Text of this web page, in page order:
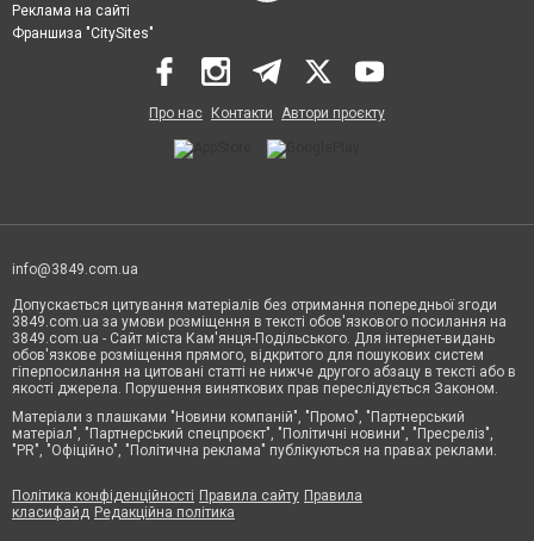
Реклама на сайті
Франшиза "CitySites"
Про нас Контакти Автори проєкту
info@3849.com.ua
Допускається цитування матеріалів без отримання попередньої згоди
3849.com.ua за умови розміщення в тексті обов'язкового посилання на
3849.com.ua - Сайт міста Кам'янця-Подільського. Для інтернет-видань
обов'язкове розміщення прямого, відкритого для пошукових систем
гіперпосилання на цитовані статті не нижче другого абзацу в тексті або в
якості джерела. Порушення виняткових прав переслідується Законом.
Матеріали з плашками "Новини компаній", "Промо", "Партнерський
матеріал", "Партнерський спецпроєкт", "Політичні новини", "Пресреліз",
"PR", "Офіційно", "Політична реклама" публікуються на правах реклами.
Політика конфіденційності Правила сайту Правила
класифайд Редакційна політика